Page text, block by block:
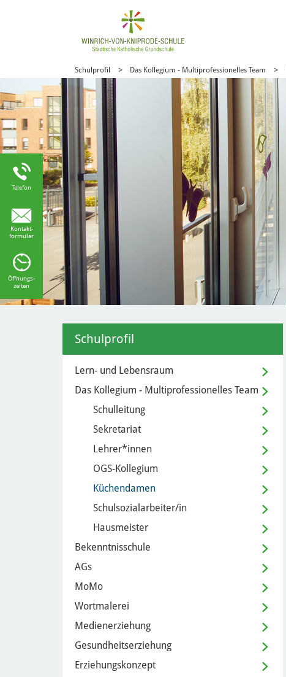
Schulprofil Das Kollegium - Multiprofessionelles Team
Schulprofil
Lern- und Lebensraum
Das Kollegium - Multiprofessionelles Team
Schulleitung
Sekretariat
Lehrer*innen
OGS-Kollegium
Küchendamen
Schulsozialarbeiter/in
Hausmeister
Bekenntnisschule
AGs
MoMo
Wortmalerei
Medienerziehung
Gesundheitserziehung
Erziehungskonzept
Telefon
Kontakt-
formular
Öffnungs-
zeiten